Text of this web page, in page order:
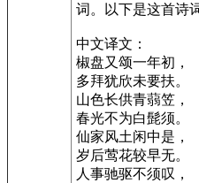
词。以下是这首诗
中文译文：
椒盘又颂一年初，
多拜犹欣未要扶。
山色长供青蒻笠，
春光不为白髭须。
仙家风土闲中是，
岁后莺花较早无。
人事驰驱不须叹，